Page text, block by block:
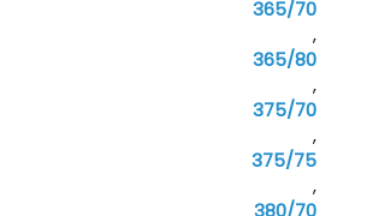
365/70
,
365/80
,
375/70
,
375/75
,
380/70